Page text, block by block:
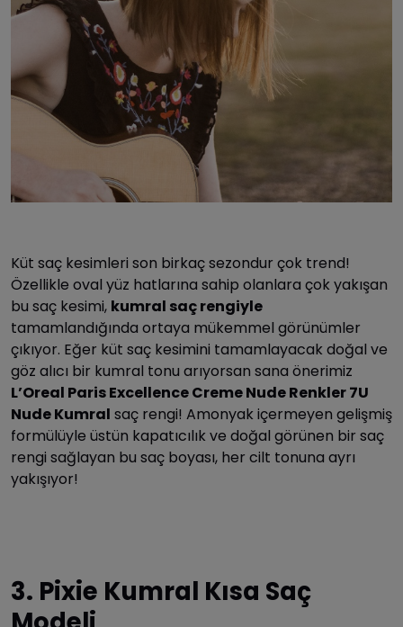
Küt saç kesimleri son birkaç sezondur çok trend!
Özellikle oval yüz hatlarına sahip olanlara çok yakışan
bu saç kesimi, kumral saç rengiyle
tamamlandığında ortaya mükemmel görünümler
çıkıyor. Eğer küt saç kesimini tamamlayacak doğal ve
göz alıcı bir kumral tonu arıyorsan sana önerimiz
L’Oreal Paris Excellence Creme Nude Renkler 7U
Nude Kumral saç rengi! Amonyak içermeyen gelişmiş
formülüyle üstün kapatıcılık ve doğal görünen bir saç
rengi sağlayan bu saç boyası, her cilt tonuna ayrı
yakışıyor!
3. Pixie Kumral Kısa Saç